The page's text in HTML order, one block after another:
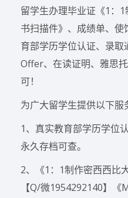
留学生办理毕业证《1：
书扫描件》、成绩单、
育部学历学位认证、录取
Offer、在读证明、雅思
可！
为广大留学生提供以下服
1、真实教育部学历学位
永久存档可查。
2、《1：1制作密西西比
【Q/微1954292140】